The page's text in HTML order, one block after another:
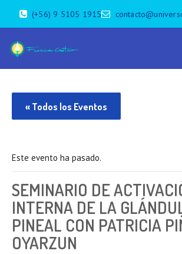
(+56) 9 5105 1915
« Todos los Eventos
Este evento ha pasado.
SEMINARIO DE
INTERNA DE LA
PINEAL CON PATRICIA
OYARZUN